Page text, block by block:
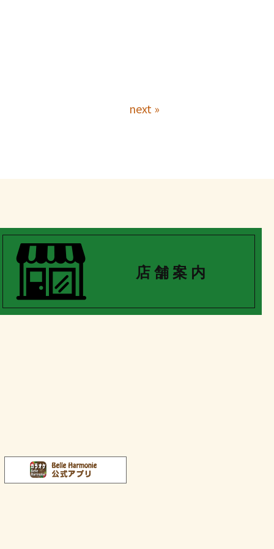
next »
店 舗 案 内